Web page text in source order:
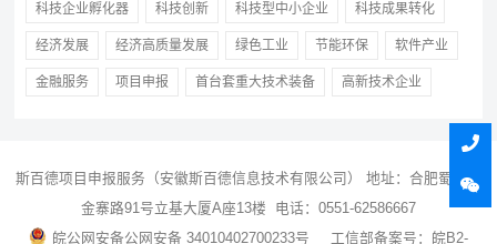
科技企业孵化器 科技创新 科技型中小企业 科技成果转化
经济发展 经济高质量发展 绿色工业 节能环保 软件产业
金融服务 项目申报 首台套重大技术装备 高新技术企业
斯百德项目申报服务（安徽斯百德信息技术有限公司） 地址：合肥蜀山区
金寨路91号立基大厦A座13楼 电话：0551-62586667
皖公网安备公网安备 34010402700233号
工信部备案号：皖B2-